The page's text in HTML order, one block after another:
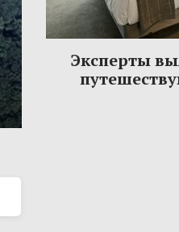
Эксперты